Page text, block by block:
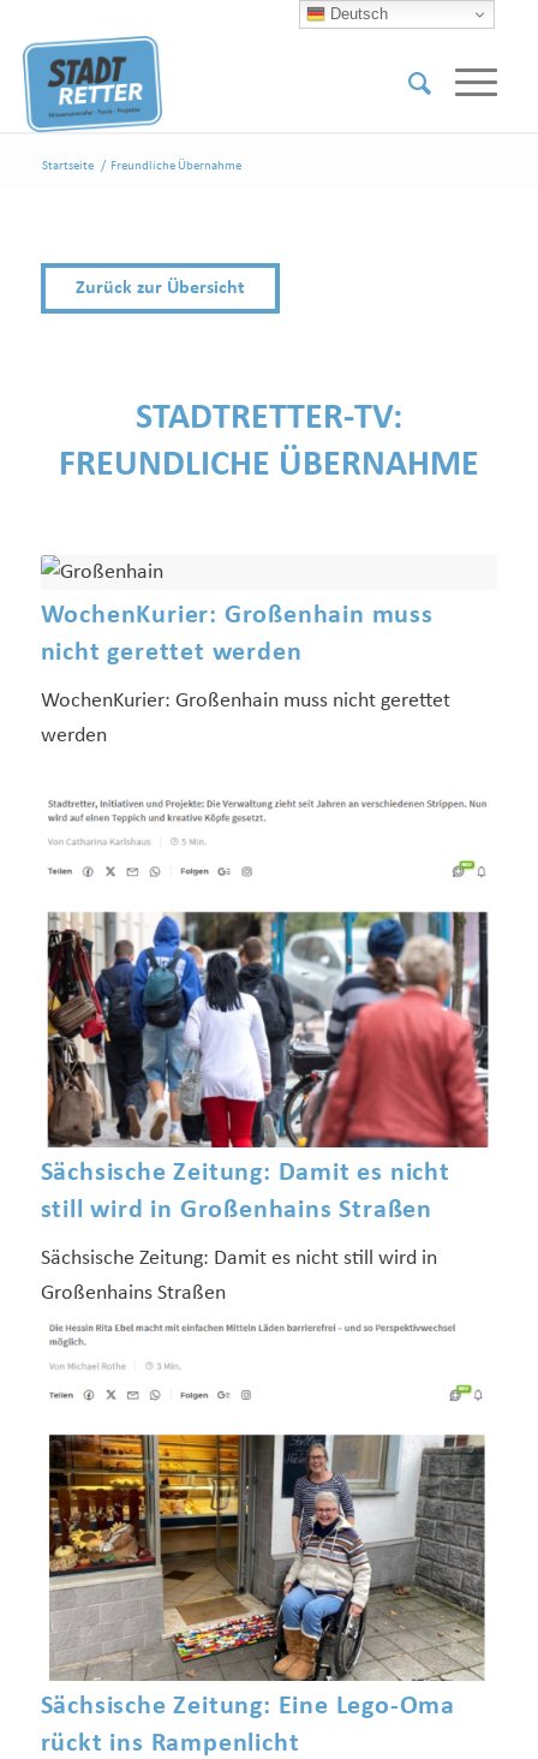
Startseite / Freundliche Übernahme
Zurück zur Übersicht
STADTRETTER-TV:
FREUNDLICHE ÜBERNAHME
WochenKurier: Großenhain muss
nicht gerettet werden
WochenKurier: Großenhain muss nicht gerettet
werden
Sächsische Zeitung: Damit es nicht
still wird in Großenhains Straßen
Sächsische Zeitung: Damit es nicht still wird in
Großenhains Straßen
Sächsische Zeitung: Eine Lego-Oma
rückt ins Rampenlicht
Deutsch